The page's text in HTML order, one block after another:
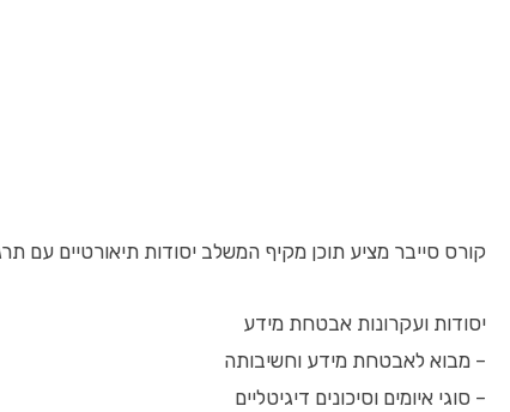
קורס סייבר מציע תוכן מקיף המשלב יסודות תיאורטיים עם
יסודות ועקרונות אבטחת מידע
– מבוא לאבטחת מידע וחשיבותה
– סוגי איומים וסיכונים דיגיטליים